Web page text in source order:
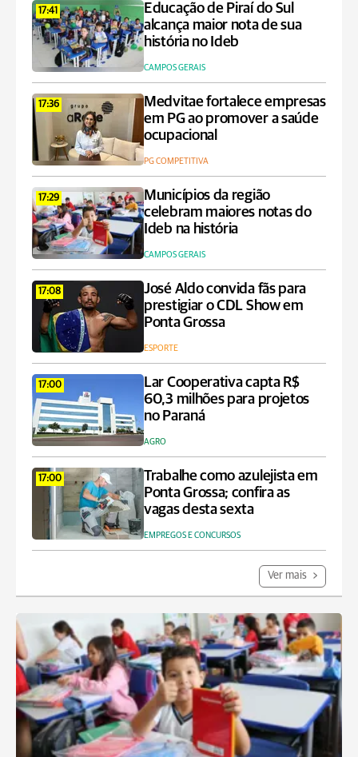
17:41
Educação de Piraí do Sul
alcança maior nota de sua
história no Ideb
CAMPOS GERAIS
17:36
Medvitae fortalece empresas
em PG ao promover a saúde
ocupacional
PG COMPETITIVA
17:29
Municípios da região
celebram maiores notas do
Ideb na história
CAMPOS GERAIS
17:08
José Aldo convida fãs para
prestigiar o CDL Show em
Ponta Grossa
ESPORTE
17:00
Lar Cooperativa capta R$
60,3 milhões para projetos
no Paraná
AGRO
17:00
Trabalhe como azulejista em
Ponta Grossa; confira as
vagas desta sexta
EMPREGOS E CONCURSOS
Ver mais